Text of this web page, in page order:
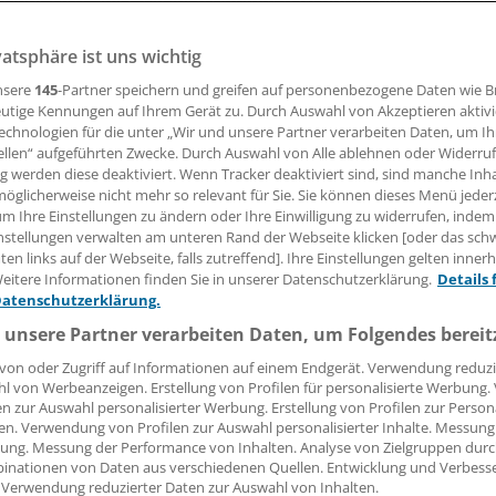
Daniel Bahr am Sonntag vor dem 19.
in Offenbach gesagt.
17:17 Uhr
der Gemeinsame Bundesausschuss nach Inkrafttreten
im Januar 2012 zunächst Vorgaben für die
entwickeln soll, unter anderem also ein Verhältnis von
zur Zahl der praktizierenden Psychotherapeuten.
hinaus eine Reform der
an.
ist uns wichtig
145-Partner speichern und greifen auf personenbezogene Daten wie
Kennungen auf Ihrem Gerät zu. Durch Auswahl von Akzeptieren
für die unter „Wir und unsere Partner verarbeiten Daten, um
aufgeführten Zwecke. Durch Auswahl von Alle ablehnen oder
werden diese deaktiviert. Wenn Tracker deaktiviert sind, sind manche
nicht mehr so relevant für Sie. Sie können dieses Menü
Ihre Einstellungen zu ändern oder Ihre Einwilligung zu widerrufen, indem
verwalten am unteren Rand der Webseite klicken [oder das
links auf der Webseite, falls zutreffend]. Ihre Einstellungen gelten
Informationen finden Sie in unserer Datenschutzerklärung. Details
Partner verarbeiten Daten, um Folgendes
oder Zugriff auf Informationen auf einem Endgerät. Verwendung
von Werbeanzeigen. Erstellung von Profilen für personalisierte
zur Auswahl personalisierter Werbung. Erstellung von Profilen zur
Verwendung von Profilen zur Auswahl personalisierter Inhalte.
Messung der Performance von Inhalten. Analyse von Zielgruppen
von Daten aus verschiedenen Quellen. Entwicklung und
reduzierter Daten zur Auswahl von Inhalten.